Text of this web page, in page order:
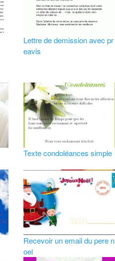
Lettre de demission avec pr
eavis
Texte condoléances simple
Recevoir un email du pere n
oel